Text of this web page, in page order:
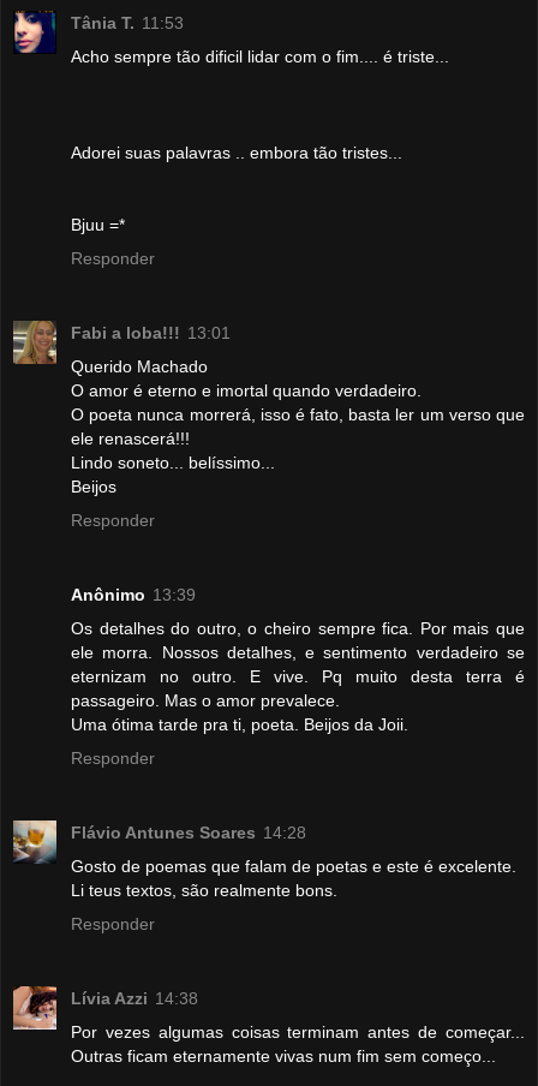
Tânia T. 11:53
Acho sempre tão dificil lidar com o fim.... é triste...
Adorei suas palavras .. embora tão tristes...
Bjuu =*
Responder
Fabi a loba!!! 13:01
Querido Machado
O amor é eterno e imortal quando verdadeiro.
O poeta nunca morrerá, isso é fato, basta ler um verso que
ele renascerá!!!
Lindo soneto... belíssimo...
Beijos
Responder
Anônimo 13:39
Os detalhes do outro, o cheiro sempre fica. Por mais que
ele morra. Nossos detalhes, e sentimento verdadeiro se
eternizam no outro. E vive. Pq muito desta terra é
passageiro. Mas o amor prevalece.
Uma ótima tarde pra ti, poeta. Beijos da Joii.
Responder
Flávio Antunes Soares 14:28
Gosto de poemas que falam de poetas e este é excelente.
Li teus textos, são realmente bons.
Responder
Lívia Azzi 14:38
Por vezes algumas coisas terminam antes de começar...
Outras ficam eternamente vivas num fim sem começo...